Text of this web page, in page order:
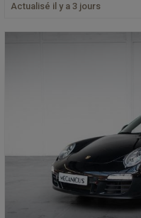
Actualisé il y a 3 jours